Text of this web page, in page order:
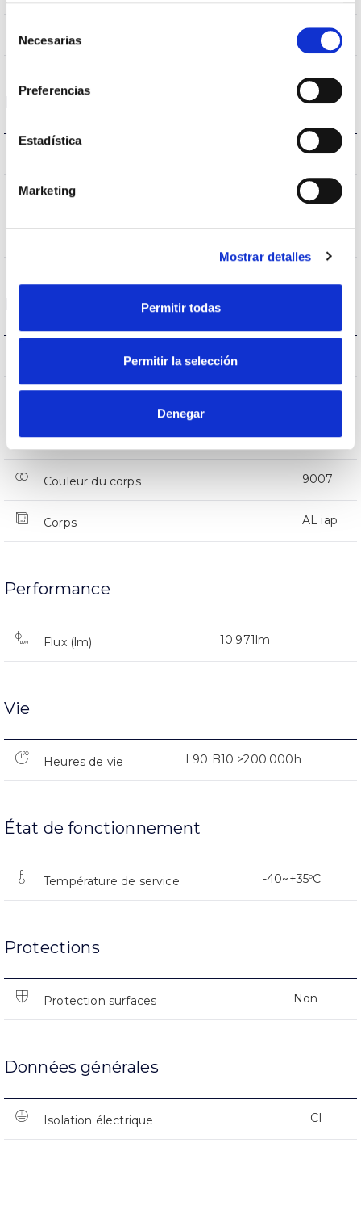
Necesarias
Preferencias
Estadística
Marketing
Mostrar detalles
Permitir todas
Permitir la selección
Denegar
Empalmable
Données optiques
4.000K
CRI Indice de rendu des couleurs >70
Logement et finition
IK Protection contre des impacts
Intensité (A) 66
Couleur du corps 9007
Corps AL iap
Performance
Flux (lm) 10.971lm
Vie
Heures de vie L90 B10 >200.000h
État de fonctionnement
Température de service -40~+35ºC
Protections
Protection surfaces Non
Données générales
Isolation électrique CI